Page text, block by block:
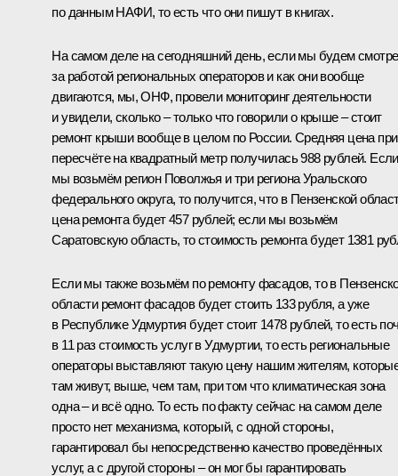
по данным НАФИ, то есть что они пишут в книгах.
На самом деле на сегодняшний день, если мы будем
за работой региональных операторов и как они вообще
двигаются, мы, ОНФ, провели мониторинг деятельности
и увидели, сколько – только что говорили о крыше – стоит
ремонт крыши вообще в целом по России. Средняя цена при
пересчёте на квадратный метр получилась 988 рублей. Если
мы возьмём регион Поволжья и три региона Уральского
федерального округа, то получится, что в Пензенской
цена ремонта будет 457 рублей; если мы возьмём
Саратовскую область, то стоимость ремонта будет 1381
Если мы также возьмём по ремонту фасадов, то в
области ремонт фасадов будет стоить 133 рубля, а уже
в Республике Удмуртия будет стоит 1478 рублей, то есть
в 11 раз стоимость услуг в Удмуртии, то есть региональные
операторы выставляют такую цену нашим жителям,
там живут, выше, чем там, при том что климатическая зона
одна – и всё одно. То есть по факту сейчас на самом деле
просто нет механизма, который, с одной стороны,
гарантировал бы непосредственно качество проведённых
услуг, а с другой стороны – он мог бы гарантировать